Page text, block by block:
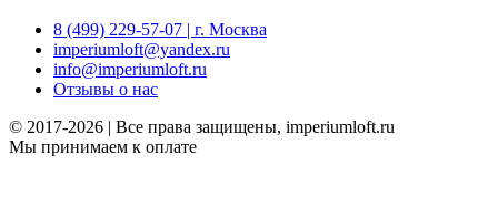
8 (499) 229-57-07 | г. Москва
imperiumloft@yandex.ru
info@imperiumloft.ru
Отзывы о нас
© 2017-2026 | Все права защищены, imperiumloft.ru
Мы принимаем к оплате